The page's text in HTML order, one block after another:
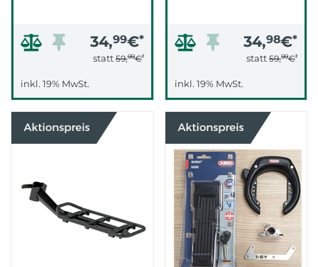
34,99€*
statt59,99€*
inkl. 19% MwSt.
34,98€*
statt 59,99€*
inkl. 19% MwSt.